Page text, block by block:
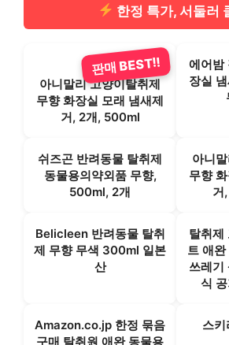
한정 특가, 서둘러
아니말리 고양이탈취제
무향 화장실 모래 냄새제
거, 2개, 500ml
판매 BEST!!
에어밤
장실
쉬즈곤 반려동물 탈취제
동물용의약외품 무향,
500ml, 2개
아니
무향
거
Belicleen 반려동물 탈취
제 무향 무색 300ml 일본
산
탈취제
트 애
쓰레기
식
Amazon.co.jp 한정 묶음
구매 탈취원 애완 동물용
스